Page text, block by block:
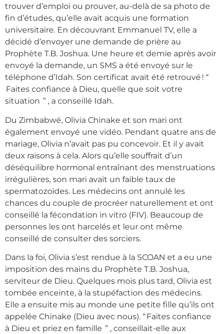
trouver d’emploi ou prouver, au-delà de sa photo de
fin d’études, qu’elle avait acquis une formation
universitaire. En découvrant Emmanuel TV, elle a
décidé d’envoyer une demande de prière au
Prophète T.B. Joshua. Une heure et demie après avoir
envoyé la demande, un SMS a été envoyé sur le
téléphone d’Idah. Son certificat avait été retrouvé ! “
Faites confiance à Dieu, quelle que soit votre
situation ” , a conseillé Idah.
Du Zimbabwé, Olivia Chinake et son mari ont
également envoyé une vidéo. Pendant quatre ans de
mariage, Olivia n’avait pas pu concevoir. Et il y avait
deux raisons à cela. Alors qu’elle souffrait d’un
déséquilibre hormonal entraînant des menstruations
irrégulières, son mari avait un faible taux de
spermatozoïdes. Les médecins ont annulé les
chances du couple de procréer naturellement et ont
conseillé la fécondation in vitro (FIV). Beaucoup de
personnes les ont harcelés et leur ont même
conseillé de consulter des sorciers.
Dans la foi, Olivia s’est rendue à la SCOAN et a eu une
imposition des mains du Prophète T.B. Joshua,
serviteur de Dieu. Quelques mois plus tard, Olivia est
tombée enceinte, à la stupéfaction des médecins.
Elle a ensuite mis au monde une petite fille qu’ils ont
appelée Chinake (Dieu avec nous). “ Faites confiance
à Dieu et priez en famille ” , conseillait-elle aux